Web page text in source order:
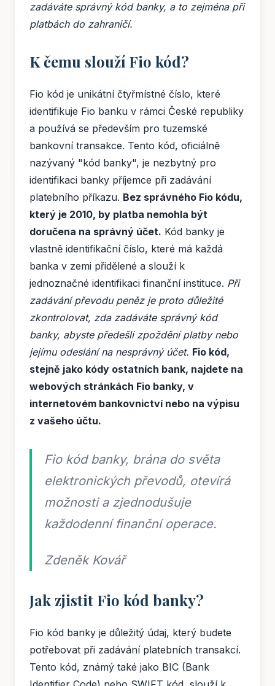
zadáváte správný kód banky, a to zejména při
platbách do zahraničí.
K čemu slouží Fio kód?
Fio kód je unikátní čtyřmístné číslo, které
identifikuje Fio banku v rámci České republiky
a používá se především pro tuzemské
bankovní transakce. Tento kód, oficiálně
nazývaný "kód banky", je nezbytný pro
identifikaci banky příjemce při zadávání
platebního příkazu. Bez správného Fio kódu,
který je 2010, by platba nemohla být
doručena na správný účet. Kód banky je
vlastně identifikační číslo, které má každá
banka v zemi přidělené a slouží k
jednoznačné identifikaci finanční instituce. Při
zadávání převodu peněz je proto důležité
zkontrolovat, zda zadáváte správný kód
banky, abyste předešli zpoždění platby nebo
jejímu odeslání na nesprávný účet. Fio kód,
stejně jako kódy ostatních bank, najdete na
webových stránkách Fio banky, v
internetovém bankovnictví nebo na výpisu
z vašeho účtu.
Fio kód banky, brána do světa
elektronických převodů, otevírá
možnosti a zjednodušuje
každodenní finanční operace.
Zdeněk Kovář
Jak zjistit Fio kód banky?
Fio kód banky je důležitý údaj, který budete
potřebovat při zadávání platebních transakcí.
Tento kód, známý také jako BIC (Bank